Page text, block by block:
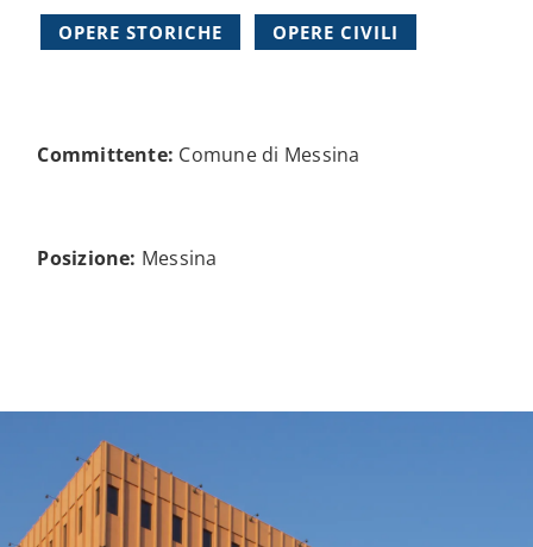
OPERE STORICHE OPERE CIVILI
Committente: Comune di Messina
Posizione: Messina